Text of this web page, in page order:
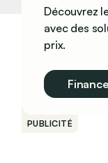
Découvrez
avec des
prix.
PUBLICITÉ